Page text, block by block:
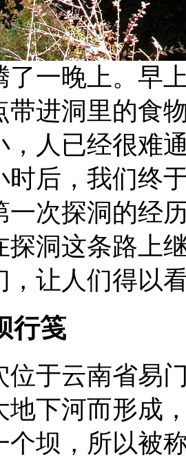
了一晚上。早
带进洞里的食
，人已经很难
时后，我们终
一次探洞的经
探洞这条路上
，让人们得以
行笺
位于云南省易
地下河而形成
个坝，所以被